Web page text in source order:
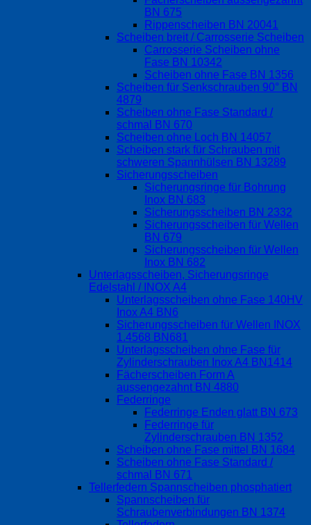
BN 675
Rippenscheiben BN 20041
Scheiben breit / Carrosserie Scheiben
Carrosserie Scheiben ohne
Fase BN 10342
Scheiben ohne Fase BN 1356
Scheiben für Senkschrauben 90° BN
4879
Scheiben ohne Fase Standard /
schmal BN 670
Scheiben ohne Loch BN 14057
Scheiben stark für Schrauben mit
schweren Spannhülsen BN 13289
Sicherungsscheiben
Sicherungsringe für Bohrung
Inox BN 683
Sicherungsscheiben BN 2332
Sicherungsscheiben für Wellen
BN 679
Sicherungsscheiben für Wellen
Inox BN 682
Unterlagsscheiben, Sicherungsringe
Edelstahl / INOX A4
Unterlagsscheiben ohne Fase 140HV
Inox A4 BN6
Sicherungsscheiben für Wellen INOX
1.4568 BN681
Unterlagsscheiben ohne Fase für
Zylinderschrauben Inox A4 BN1414
Fächerscheiben Form A
aussengezahnt BN 4880
Federringe
Federringe Enden glatt BN 673
Federringe für
Zylinderschrauben BN 1352
Scheiben ohne Fase mittel BN 1684
Scheiben ohne Fase Standard /
schmal BN 671
Tellerfedern Spannscheiben phosphatiert
Spannscheiben für
Schraubenverbindungen BN 1374